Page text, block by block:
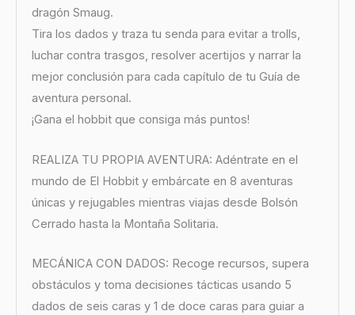
dragón Smaug.
Tira los dados y traza tu senda para evitar a trolls,
luchar contra trasgos, resolver acertijos y narrar la
mejor conclusión para cada capítulo de tu Guía de
aventura personal.
¡Gana el hobbit que consiga más puntos!
REALIZA TU PROPIA AVENTURA: Adéntrate en el
mundo de El Hobbit y embárcate en 8 aventuras
únicas y rejugables mientras viajas desde Bolsón
Cerrado hasta la Montaña Solitaria.
MECÁNICA CON DADOS: Recoge recursos, supera
obstáculos y toma decisiones tácticas usando 5
dados de seis caras y 1 de doce caras para guiar a